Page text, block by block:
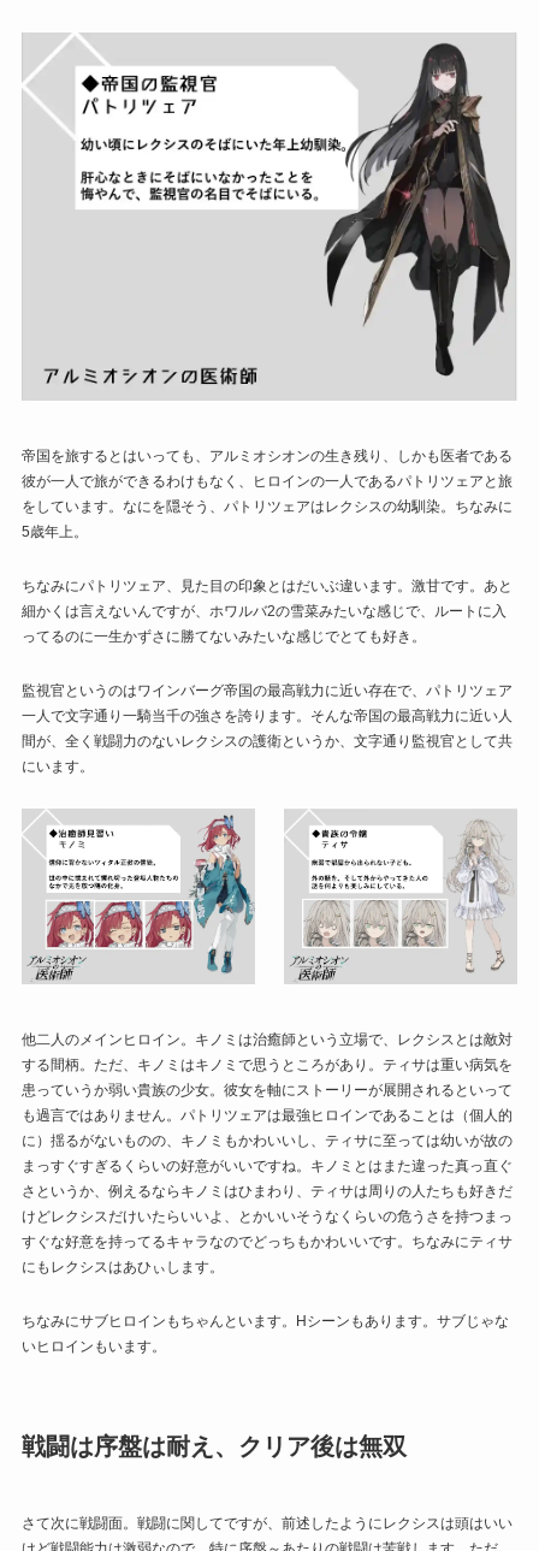
帝国を旅するとはいっても、アルミオシオンの生き残り、しかも医者である
彼が一人で旅ができるわけもなく、ヒロインの一人であるパトリツェアと旅
をしています。なにを隠そう、パトリツェアはレクシスの幼馴染。ちなみに
5歳年上。
ちなみにパトリツェア、見た目の印象とはだいぶ違います。激甘です。あと
細かくは言えないんですが、ホワルバ2の雪菜みたいな感じで、ルートに入
ってるのに一生かずさに勝てないみたいな感じでとても好き。
監視官というのはワインバーグ帝国の最高戦力に近い存在で、パトリツェア
一人で文字通り一騎当千の強さを誇ります。そんな帝国の最高戦力に近い人
間が、全く戦闘力のないレクシスの護衛というか、文字通り監視官として共
にいます。
他二人のメインヒロイン。キノミは治癒師という立場で、レクシスとは敵対
する間柄。ただ、キノミはキノミで思うところがあり。ティサは重い病気を
患っていうか弱い貴族の少女。彼女を軸にストーリーが展開されるといって
も過言ではありません。パトリツェアは最強ヒロインであることは（個人的
に）揺るがないものの、キノミもかわいいし、ティサに至っては幼いが故の
まっすぐすぎるくらいの好意がいいですね。キノミとはまた違った真っ直ぐ
さというか、例えるならキノミはひまわり、ティサは周りの人たちも好きだ
けどレクシスだけいたらいいよ、とかいいそうなくらいの危うさを持つまっ
すぐな好意を持ってるキャラなのでどっちもかわいいです。ちなみにティサ
にもレクシスはあひぃします。
ちなみにサブヒロインもちゃんといます。Hシーンもあります。サブじゃな
いヒロインもいます。
戦闘は序盤は耐え、クリア後は無双
さて次に戦闘面。戦闘に関してですが、前述したようにレクシスは頭はいい